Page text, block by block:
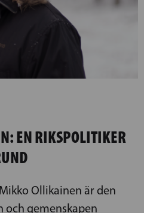
EN RIKSPOLITIKER
Ollikainen är den
och gemenskapen